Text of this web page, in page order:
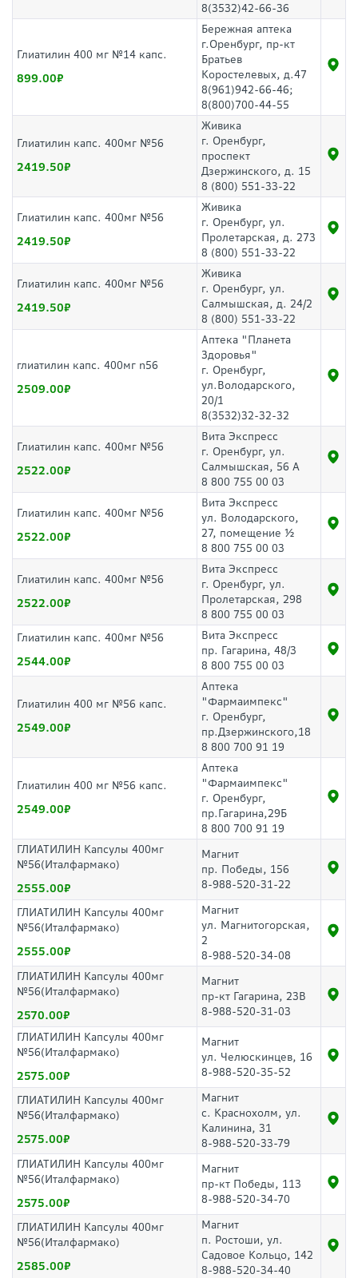
8(3532)42-66-36
Глиатилин 400 мг №14 капс.
899.00
Бережная аптека
г.Оренбург, пр-кт
Братьев
Коростелевых, д.47
8(961)942-66-46;
8(800)700-44-55
Глиатилин капс. 400мг №56
2419.50
Живика
г. Оренбург,
проспект
Дзержинского, д. 15
8 (800) 551-33-22
Глиатилин капс. 400мг №56
2419.50
Живика
г. Оренбург, ул.
Пролетарская, д. 273
8 (800) 551-33-22
Глиатилин капс. 400мг №56
2419.50
Живика
г. Оренбург, ул.
Салмышская, д. 24/2
8 (800) 551-33-22
глиатилин капс. 400мг n56
2509.00
Аптека "Планета
Здоровья"
г. Оренбург,
ул.Володарского,
20/1
8(3532)32-32-32
Глиатилин капс. 400мг №56
2522.00
Вита Экспресс
г. Оренбург, ул.
Салмышская, 56 А
8 800 755 00 03
Глиатилин капс. 400мг №56
2522.00
Вита Экспресс
ул. Володарского,
27, помещение ½
8 800 755 00 03
Глиатилин капс. 400мг №56
2522.00
Вита Экспресс
г. Оренбург, ул.
Пролетарская, 298
8 800 755 00 03
Глиатилин капс. 400мг №56
2544.00
Вита Экспресс
пр. Гагарина, 48/3
8 800 755 00 03
Глиатилин 400 мг №56 капс.
2549.00
Аптека
"Фармаимпекс"
г. Оренбург,
пр.Дзержинского,18
8 800 700 91 19
Глиатилин 400 мг №56 капс.
2549.00
Аптека
"Фармаимпекс"
г. Оренбург,
пр.Гагарина,29Б
8 800 700 91 19
ГЛИАТИЛИН Капсулы 400мг
№56(Италфармако)
2555.00
Магнит
пр. Победы, 156
8-988-520-31-22
ГЛИАТИЛИН Капсулы 400мг
№56(Италфармако)
2555.00
Магнит
ул. Магнитогорская,
2
8-988-520-34-08
ГЛИАТИЛИН Капсулы 400мг
№56(Италфармако)
2570.00
Магнит
пр-кт Гагарина, 23В
8-988-520-31-03
ГЛИАТИЛИН Капсулы 400мг
№56(Италфармако)
2575.00
Магнит
ул. Челюскинцев, 16
8-988-520-35-52
ГЛИАТИЛИН Капсулы 400мг
№56(Италфармако)
2575.00
Магнит
с. Краснохолм, ул.
Калинина, 31
8-988-520-33-79
ГЛИАТИЛИН Капсулы 400мг
№56(Италфармако)
2575.00
Магнит
пр-кт Победы, 113
8-988-520-34-70
ГЛИАТИЛИН Капсулы 400мг
№56(Италфармако)
2585.00
Магнит
п. Ростоши, ул.
Садовое Кольцо, 142
8-988-520-34-40